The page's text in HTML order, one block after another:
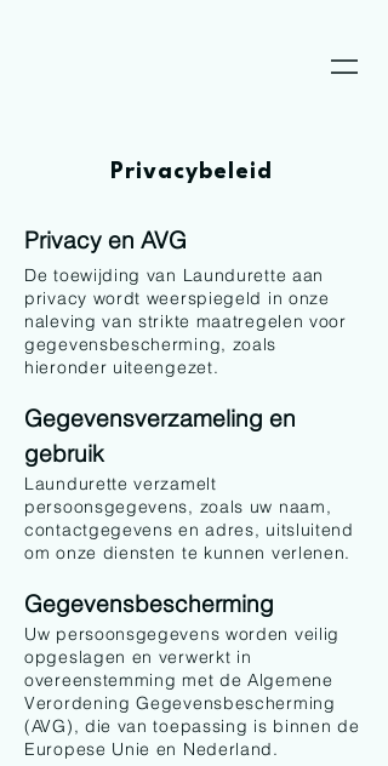
Privacybeleid
Privacy en AVG
De toewijding van Laundurette aan
privacy wordt weerspiegeld in onze
naleving van strikte maatregelen voor
gegevensbescherming, zoals
hieronder uiteengezet.
Gegevensverzameling en
gebruik
Laundurette verzamelt
persoonsgegevens, zoals uw naam,
contactgegevens en adres, uitsluitend
om onze diensten te kunnen verlenen.
Gegevensbescherming
Uw persoonsgegevens worden veilig
opgeslagen en verwerkt in
overeenstemming met de Algemene
Verordening Gegevensbescherming
(AVG), die van toepassing is binnen de
Europese Unie en Nederland.